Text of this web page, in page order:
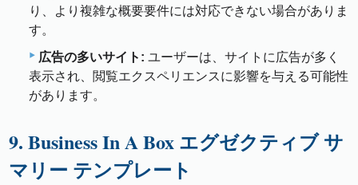
り、より複雑な概要要件には対応できない場合がありま
す。
広告の多いサイト: ユーザーは、サイトに広告が多く
表示され、閲覧エクスペリエンスに影響を与える可能性
があります。
9. Business In A Box エグゼクティブ サ
マリー テンプレート